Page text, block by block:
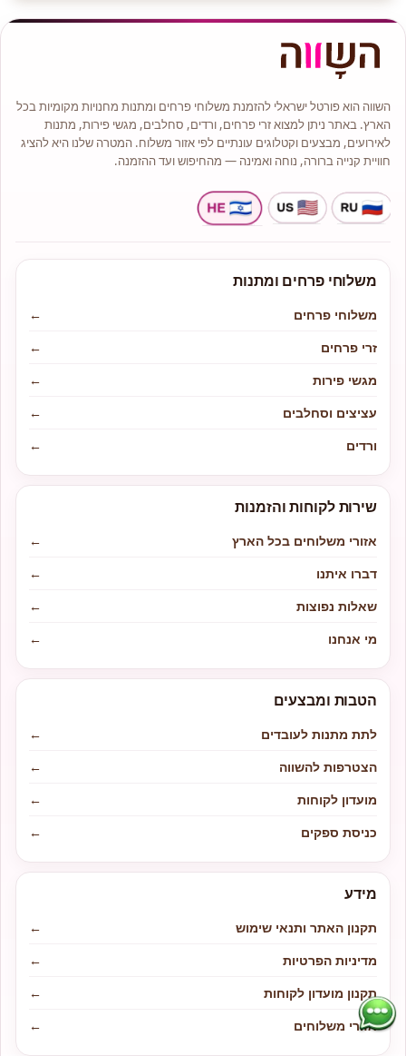
השווה הוא פורטל ישראלי להזמנת משלוחי פרחים ומתנות מחנויות מקומיות בכל
הארץ. באתר ניתן למצוא זרי פרחים, ורדים, סחלבים, מגשי פירות, מתנות
לאירועים, מבצעים וקטלוגים עונתיים לפי אזור משלוח. המטרה שלנו היא להציג
חוויית קנייה ברורה, נוחה ואמינה — מהחיפוש ועד ההזמנה.
משלוחי פרחים ומתנות
משלוחי פרחים
←
זרי פרחים
←
מגשי פירות
←
עציצים וסחלבים
←
ורדים
←
שירות לקוחות והזמנות
אזורי משלוחים בכל הארץ
←
דברו איתנו
←
שאלות נפוצות
←
מי אנחנו
←
הטבות ומבצעים
לתת מתנות לעובדים
←
הצטרפות להשווה
←
מועדון לקוחות
←
כניסת ספקים
←
מידע
תקנון האתר ותנאי שימוש
←
מדיניות הפרטיות
←
תקנון מועדון לקוחות
←
אזורי משלוחים
←